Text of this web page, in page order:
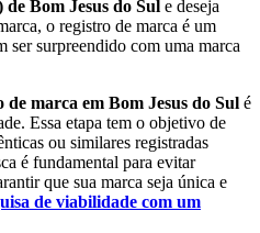
Bom Jesus do Sul e deseja
o registro de marca é um
ser surpreendido com uma marca
de marca em Bom Jesus do Sul é
Essa etapa tem o objetivo de
ou similares registradas
é fundamental para evitar
que sua marca seja única e
de viabilidade com um